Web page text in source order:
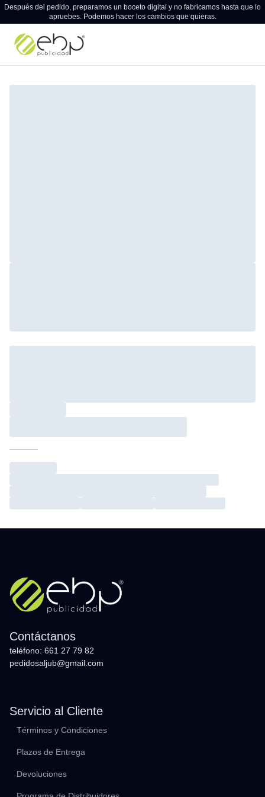
Después del pedido, preparamos un boceto digital y no fabricamos hasta que lo
apruebes. Podemos hacer los cambios que quieras.
Contáctanos
teléfono: 661 27 79 82
pedidosaljub@gmail.com
Servicio al Cliente
Términos y Condiciones
Plazos de Entrega
Devoluciones